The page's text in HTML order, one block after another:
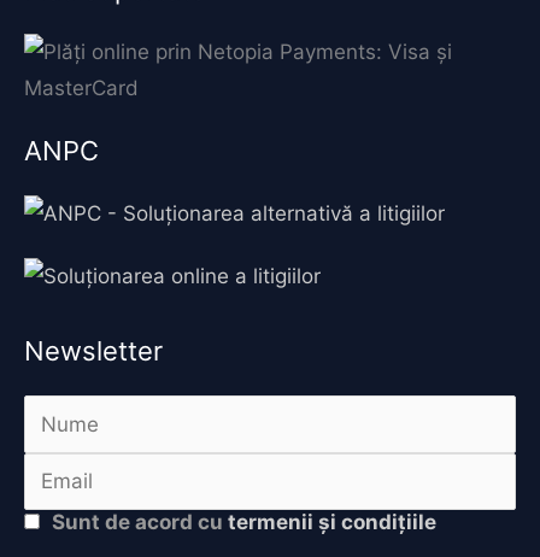
ANPC
Newsletter
Sunt de acord cu termenii și condițiile